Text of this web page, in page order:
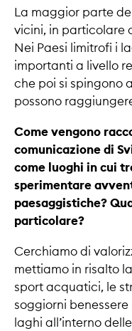
La maggior parte
vicini, in particolare
Nei Paesi limitrofi i
importanti a livello
che poi si spingono
possono
Come vengono
comunicazione di
come luoghi in cui
sperimentare
paesaggistiche?
particolare?
Cerchiamo di
mettiamo in risalto
sport acquatici, le
soggiorni
laghi all’interno